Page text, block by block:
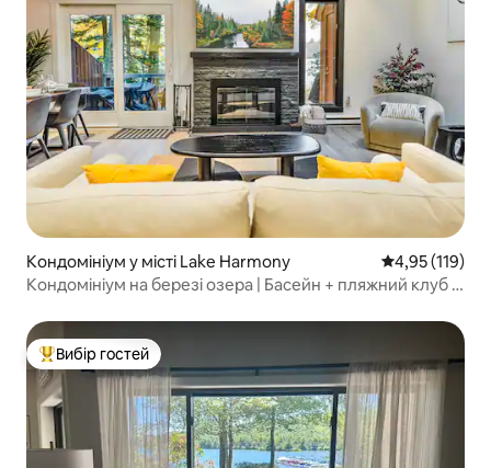
Кондомініум у місті Lake Harmony Середня
4,95 (119)
Кондомініум на березі озера | Басейн + пляжний клуб |
Топ вибір гостей
Вибір гостей